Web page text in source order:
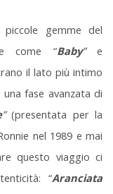
gemme del
come “Baby”e
il lato più intimo
fase avanzata di
”(presentata per la
nel 1989 e mai
questo viaggio ci
“Aranciata